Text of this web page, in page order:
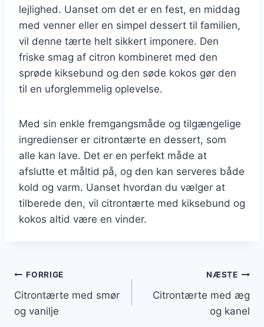
lejlighed. Uanset om det er en fest, en middag
med venner eller en simpel dessert til familien,
vil denne tærte helt sikkert imponere. Den
friske smag af citron kombineret med den
sprøde kiksebund og den søde kokos gør den
til en uforglemmelig oplevelse.
Med sin enkle fremgangsmåde og tilgængelige
ingredienser er citrontærte en dessert, som
alle kan lave. Det er en perfekt måde at
afslutte et måltid på, og den kan serveres både
kold og varm. Uanset hvordan du vælger at
tilberede den, vil citrontærte med kiksebund og
kokos altid være en vinder.
Indlægsnavigation
FORRIGE
Citrontærte med smør
og vanilje
NÆSTE
Citrontærte med æg
og kanel